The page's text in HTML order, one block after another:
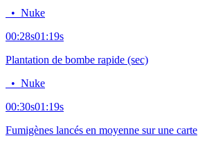
• Nuke
00:28s01:19s
Plantation de bombe rapide (sec)
• Nuke
00:30s01:19s
Fumigènes lancés en moyenne sur une carte